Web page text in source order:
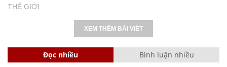
THẾ GIỚI
XEM THÊM BÀI VIẾT
Đọc nhiều Bình luận nhiều